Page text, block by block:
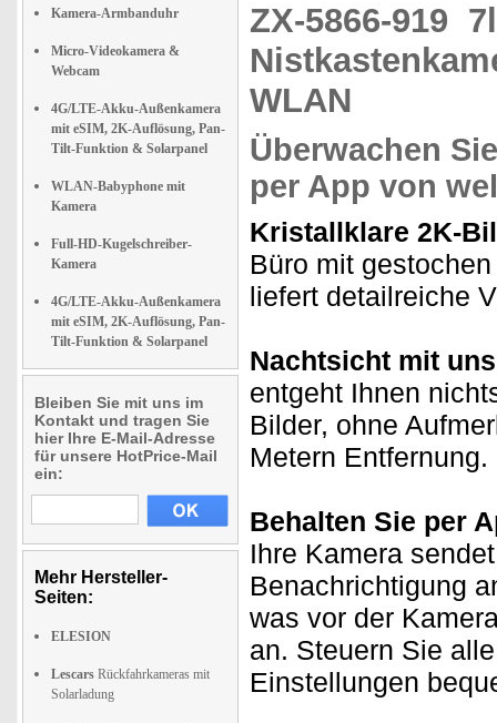
Kamera-Armbanduhr
Micro-Videokamera &
Webcam
4G/LTE-Akku-Außenkamera
mit eSIM, 2K-Auflösung, Pan-
Tilt-Funktion & Solarpanel
WLAN-Babyphone mit
Kamera
Full-HD-Kugelschreiber-
Kamera
4G/LTE-Akku-Außenkamera
mit eSIM, 2K-Auflösung, Pan-
Tilt-Funktion & Solarpanel
Bleiben Sie mit uns im
Kontakt und tragen Sie
hier Ihre E-Mail-Adresse
für unsere HotPrice-Mail
ein:
Mehr Hersteller-
Seiten:
ELESION
Lescars Rückfahrkameras mit
Solarladung
ZX-5866-919
WLAN
Überwachen
per App von
Kristallklare 2K-
Büro mit
liefert detailreiche
Nachtsicht mit
entgeht Ihnen
Bilder, ohne
Metern
Behalten Sie per
Ihre Kamera
Benachrichtigung
was vor der
an. Steuern Sie
Einstellungen